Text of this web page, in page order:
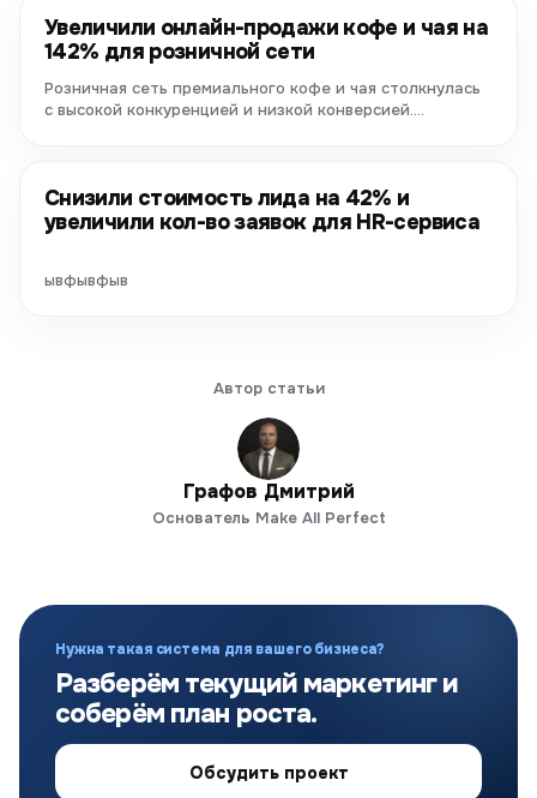
Увеличили онлайн-продажи кофе и чая на
142% для розничной сети
Розничная сеть премиального кофе и чая столкнулась
с высокой конкуренцией и низкой конверсией.
Снизили стоимость лида на 42% и
увеличили кол-во заявок для HR-сервиса
ывфывфыв
Автор статьи
Графов Дмитрий
Основатель Make All Perfect
Нужна такая система для вашего бизнеса?
Разберём текущий маркетинг и
соберём план роста.
Обсудить проект